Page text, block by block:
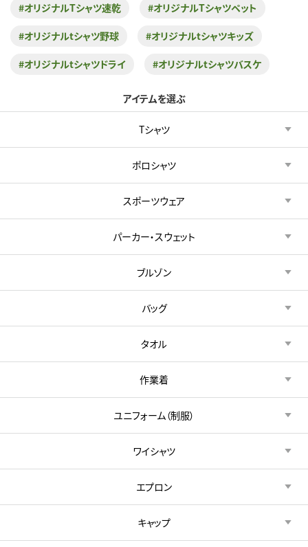
#オリジナルTシャツ速乾 #オリジナルTシャツペット
#オリジナルtシャツ野球 #オリジナルtシャツキッズ
#オリジナルtシャツドライ #オリジナルtシャツバスケ
アイテムを選ぶ
Tシャツ
ポロシャツ
スポーツウェア
パーカー・スウェット
ブルゾン
バッグ
タオル
作業着
ユニフォーム（制服）
ワイシャツ
エプロン
キャップ